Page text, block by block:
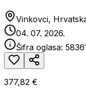
Vinkovci,
04. 07. 2026.
Šifra oglasa:
377,82 €